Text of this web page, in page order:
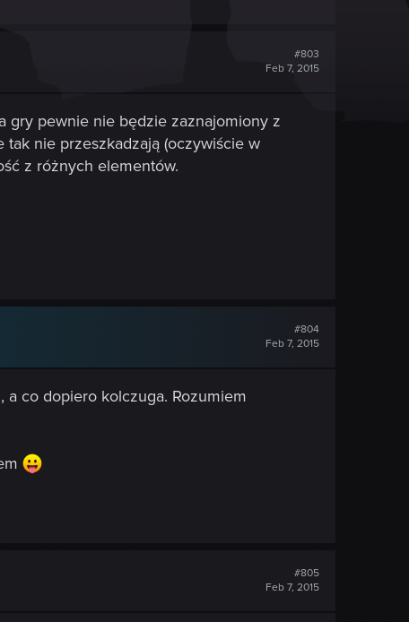
#803
Feb 7, 2015
gry pewnie nie będzie zaznajomiony z
nie przeszkadzają (oczywiście w
z różnych elementów.
#804
Feb 7, 2015
a co dopiero kolczuga. Rozumiem
#805
Feb 7, 2015